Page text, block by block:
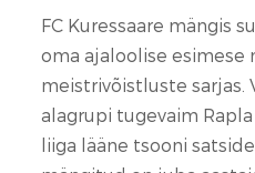
FC Kuressaare mängis
oma ajaloolise esimese
meistrivõistluste sarjas.
alagrupi tugevaim
liiga lääne tsooni